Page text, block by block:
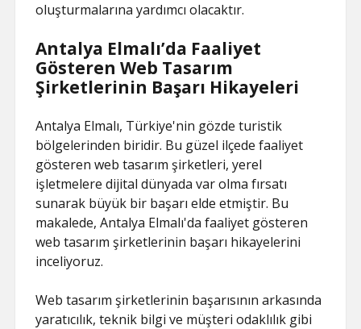
oluşturmalarına yardımcı olacaktır.
Antalya Elmalı’da Faaliyet
Gösteren Web Tasarım
Şirketlerinin Başarı Hikayeleri
Antalya Elmalı, Türkiye'nin gözde turistik
bölgelerinden biridir. Bu güzel ilçede faaliyet
gösteren web tasarım şirketleri, yerel
işletmelere dijital dünyada var olma fırsatı
sunarak büyük bir başarı elde etmiştir. Bu
makalede, Antalya Elmalı'da faaliyet gösteren
web tasarım şirketlerinin başarı hikayelerini
inceliyoruz.
Web tasarım şirketlerinin başarısının arkasında
yaratıcılık, teknik bilgi ve müşteri odaklılık gibi